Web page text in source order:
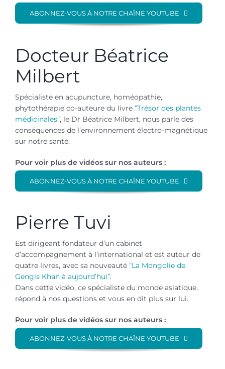
ABONNEZ-VOUS À NOTRE CHAÎNE YOUTUBE
Docteur Béatrice
Milbert
Spécialiste en acupuncture, homéopathie,
phytothérapie co-auteure du livre “Trésor des plantes
médicinales”, le Dr Béatrice Milbert, nous parle des
conséquences de l’environnement électro-magnétique
sur notre santé.
Pour voir plus de vidéos sur nos auteurs :
ABONNEZ-VOUS À NOTRE CHAÎNE YOUTUBE
Pierre Tuvi
Est dirigeant fondateur d’un cabinet
d’accompagnement à l’international et est auteur de
quatre livres, avec sa nouveauté“La Mongolie de
Gengis Khan à aujourd’hui”.
Dans cette vidéo, ce spécialiste du monde asiatique,
répond à nos questions et vous en dit plus sur lui.
Pour voir plus de vidéos sur nos auteurs :
ABONNEZ-VOUS À NOTRE CHAÎNE YOUTUBE